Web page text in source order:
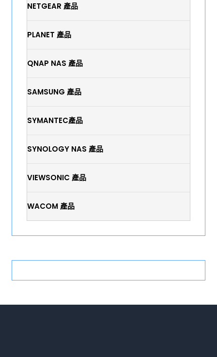
NETGEAR 產品
PLANET 產品
QNAP NAS 產品
SAMSUNG 產品
SYMANTEC產品
SYNOLOGY NAS 產品
VIEWSONIC 產品
WACOM 產品